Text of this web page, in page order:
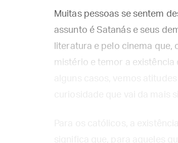
Muitas pessoas se sentem
assunto é Satanás e seus
literatura e pelo cinema que,
mistério e temor a existência